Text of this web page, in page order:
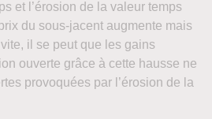
et l’érosion de la valeur temps
du sous-jacent augmente mais
il se peut que les gains
ouverte grâce à cette hausse ne
provoquées par l’érosion de la